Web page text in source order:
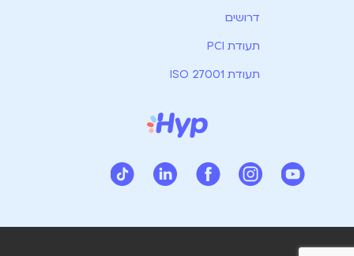
דרושים
תעודת PCI
תעודת ISO 27001